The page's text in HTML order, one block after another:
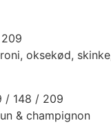
oksekød,
/ 148 / 209
& champignon